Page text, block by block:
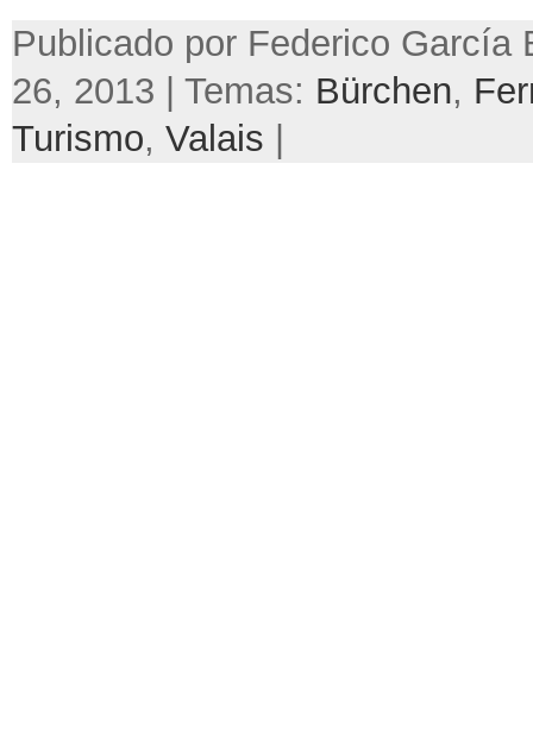
Publicado por Federico García
26, 2013 | Temas: Bürchen,
Turismo, Valais